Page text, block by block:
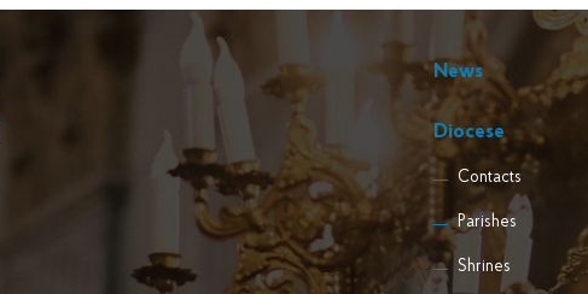
News
Diocese
Contacts
Parishes
Shrines